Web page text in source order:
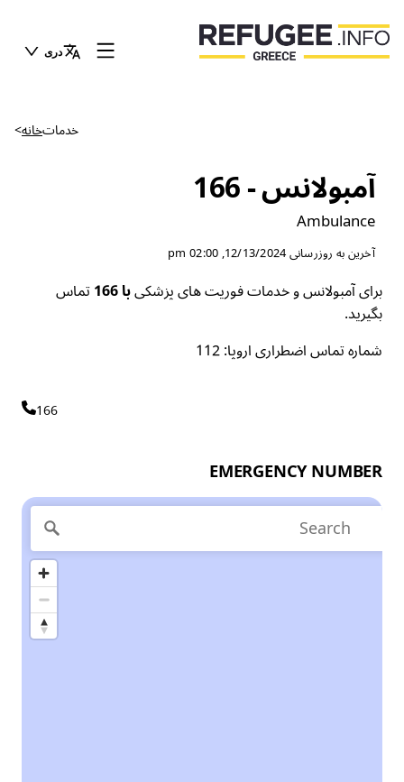
دری
خانه> خدمات
آمبولانس - 166
Ambulance
آخرین به روزرسانی12/13/2024, 02:00 pm
برای آمبولانس و خدمات فوریت های پزشکیبا 166 تماس
بگیرید.
شماره تماس اضطراری اروپا: 112
166
EMERGENCY NUMBER